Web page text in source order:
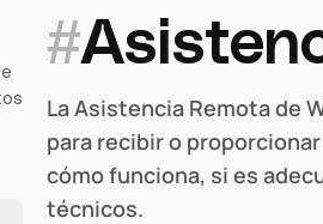
#
La Asistencia Remota de
para recibir o
cómo funciona, si es
técnicos.